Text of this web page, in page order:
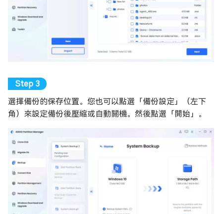
選擇備份的保存位置。您也可以點選「備份設定」（左下
角）來設定備份後壓縮或自動關機。然後點選「開始」。